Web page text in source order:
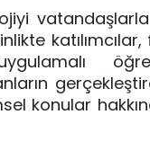
katılımcılar,
konular